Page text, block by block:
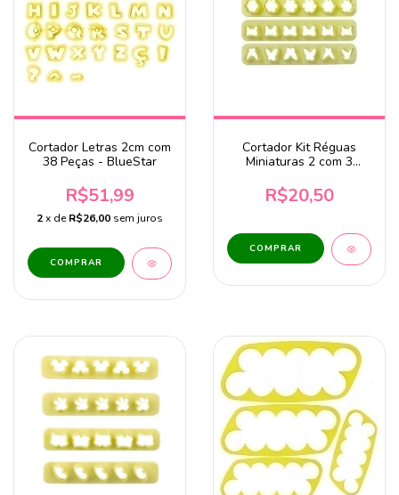
Cortador Letras 2cm com
38 Peças - BlueStar
R$51,99
2x deR$26,00 sem juros
Cortador Kit Réguas
Miniaturas 2 com 3
R$20,50